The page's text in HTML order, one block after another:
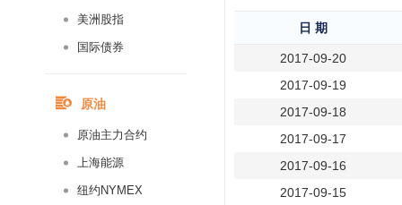
美洲股指
国际债券
原油
原油主力合约
上海能源
纽约NYMEX
日 期
2017-09-20
2017-09-19
2017-09-18
2017-09-17
2017-09-16
2017-09-15